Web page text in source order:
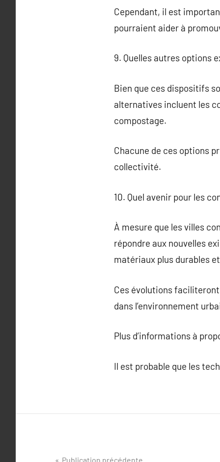
Cependant, il est
pourraient aider à
9. Quelles autres options
Bien que ces dispositifs
alternatives incluent les
compostage.
Chacune de ces options
collectivité.
10. Quel avenir pour les
À mesure que les villes
répondre aux nouvelles
matériaux plus durables
Ces évolutions
dans l’environnement
Plus d’informations à
Il est probable que les
Publication précédente